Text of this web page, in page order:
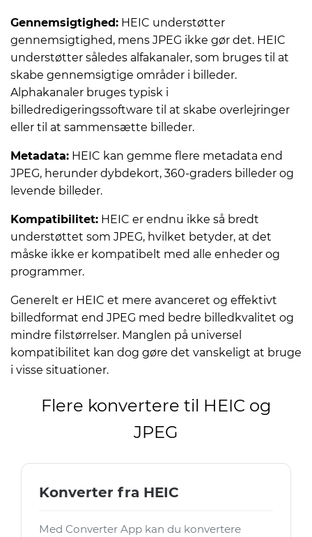
Gennemsigtighed: HEIC understøtter
gennemsigtighed, mens JPEG ikke gør det. HEIC
understøtter således alfakanaler, som bruges til at
skabe gennemsigtige områder i billeder.
Alphakanaler bruges typisk i
billedredigeringssoftware til at skabe overlejringer
eller til at sammensætte billeder.
Metadata: HEIC kan gemme flere metadata end
JPEG, herunder dybdekort, 360-graders billeder og
levende billeder.
Kompatibilitet: HEIC er endnu ikke så bredt
understøttet som JPEG, hvilket betyder, at det
måske ikke er kompatibelt med alle enheder og
programmer.
Generelt er HEIC et mere avanceret og effektivt
billedformat end JPEG med bedre billedkvalitet og
mindre filstørrelser. Manglen på universel
kompatibilitet kan dog gøre det vanskeligt at bruge
i visse situationer.
Flere konvertere til HEIC og
JPEG
Konverter fra HEIC
Med Converter App kan du konvertere